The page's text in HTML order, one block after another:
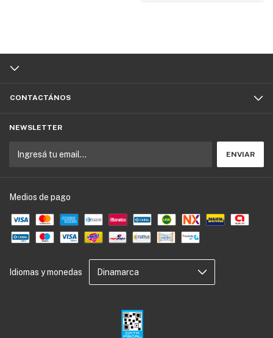
CONTACTÁNOS
NEWSLETTER
Medios de pago
Idiomas y monedas